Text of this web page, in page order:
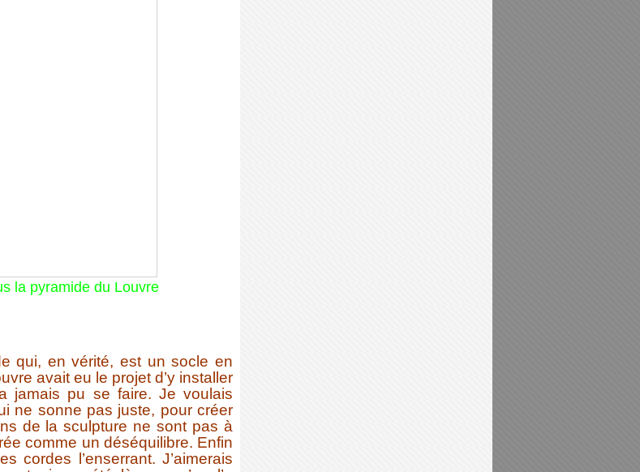
la pyramide du Louvre
en vérité, est un socle en
avait eu le projet d’y installer
jamais pu se faire. Je voulais
ne sonne pas juste, pour créer
de la sculpture ne sont pas à
comme un déséquilibre. Enfin
cordes l’enserrant. J’aimerais